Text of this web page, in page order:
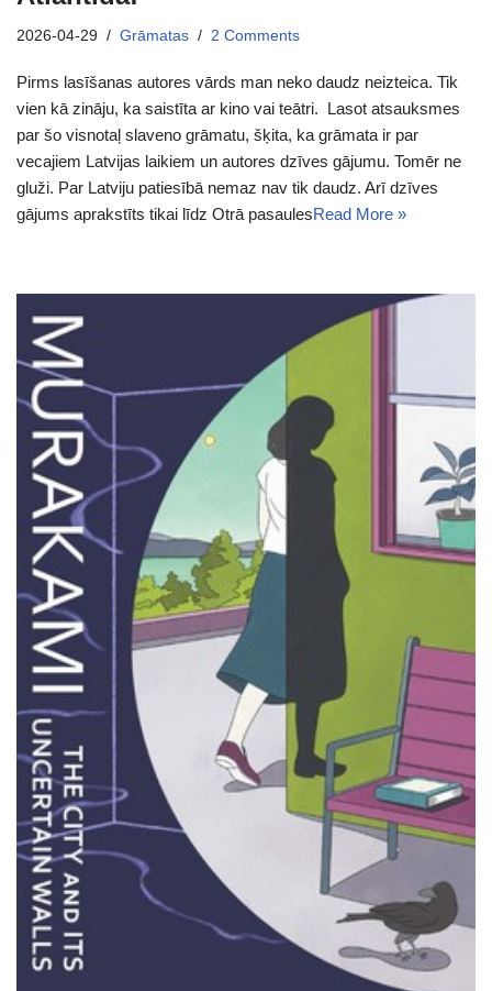
2026-04-29 Grāmatas 2 Comments
Pirms lasīšanas autores vārds man neko daudz neizteica. Tik
vien kā zināju, ka saistīta ar kino vai teātri. Lasot atsauksmes
par šo visnotaļ slaveno grāmatu, šķita, ka grāmata ir par
vecajiem Latvijas laikiem un autores dzīves gājumu. Tomēr ne
gluži. Par Latviju patiesībā nemaz nav tik daudz. Arī dzīves
gājums aprakstīts tikai līdz Otrā pasaulesRead More »